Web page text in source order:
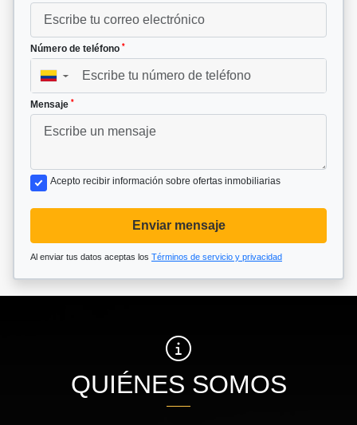
Número de teléfono *
▼
Mensaje *
Acepto recibir información sobre ofertas inmobiliarias
Enviar mensaje
Al enviar tus datos aceptas los Términos de servicio y privacidad
QUIÉNES SOMOS